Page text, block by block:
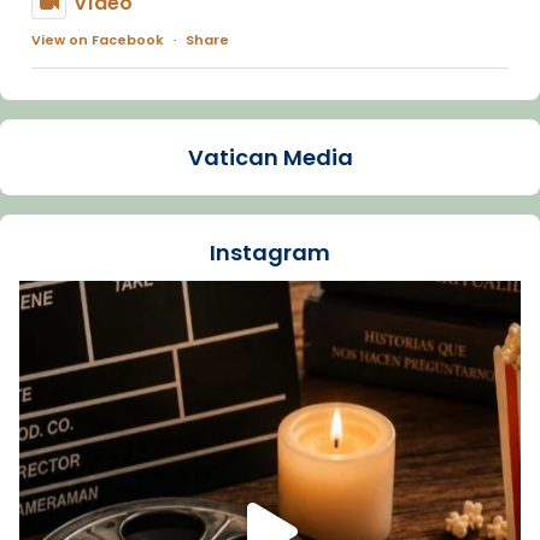
View on Facebook · Share
Arquebisbat de Barcelona
La Carmina va patir depressió. Fa gairebé
dos mesos, a l'Estadi Lluís Companys, la
Recupera l'entrevista comp
Vatican
tican News 👇
www.vaticannews.va/es/iglesia/news/2026-
07/carmina-historia-depresion-papa-viaje-
espana-testimoni...
Foto
View on Facebook · Share
Vatican Media
Instagram